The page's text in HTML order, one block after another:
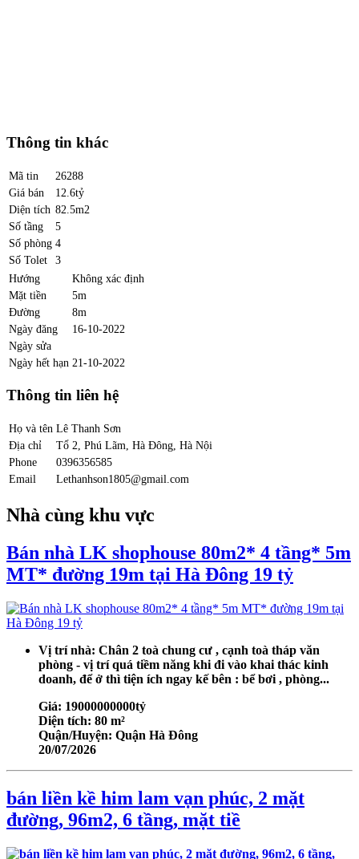
Thông tin khác
Mã tin
26288
Giá bán
12.6tỷ
Diện tích 82.5m2
Số tầng
5
Số phòng 4
Số Tolet
3
Hướng
Không xác định
Mặt tiền
5m
Đường
8m
Ngày đăng
16-10-2022
Ngày sửa
Ngày hết hạn 21-10-2022
Thông tin liên hệ
Họ và tên Lê Thanh Sơn
Địa chỉ
Tổ 2, Phú Lãm, Hà Đông, Hà Nội
Phone
0396356585
Email
Lethanhson1805@gmail.com
Nhà cùng khu vực
Bán nhà LK shophouse 80m2* 4 tầng* 5m
MT* đường 19m tại Hà Đông 19 tỷ
Vị trí nhà: Chân 2 toà chung cư , cạnh toà tháp văn
phòng - vị trí quá tiềm năng khi đi vào khai thác kinh
doanh, để ở thì tiện ích ngay kế bên : bể bơi , phòng...
Giá: 19000000000tỷ
Diện tích: 80 m²
Quận/Huyện: Quận Hà Đông
20/07/2026
bán liền kề him lam vạn phúc, 2 mặt
đường, 96m2, 6 tầng, mặt tiề